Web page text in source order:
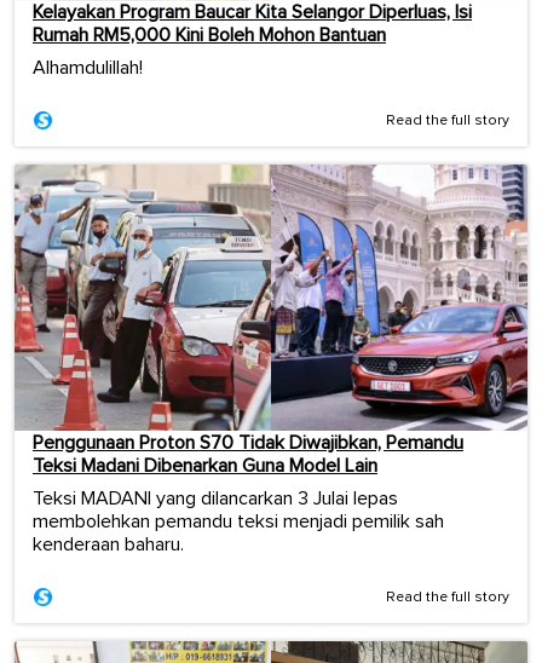
Kelayakan Program Baucar Kita Selangor Diperluas, Isi
Rumah RM5,000 Kini Boleh Mohon Bantuan
Alhamdulillah!
Read the full story
Penggunaan Proton S70 Tidak Diwajibkan, Pemandu
Teksi Madani Dibenarkan Guna Model Lain
Teksi MADANI yang dilancarkan 3 Julai lepas
membolehkan pemandu teksi menjadi pemilik sah
kenderaan baharu.
Read the full story